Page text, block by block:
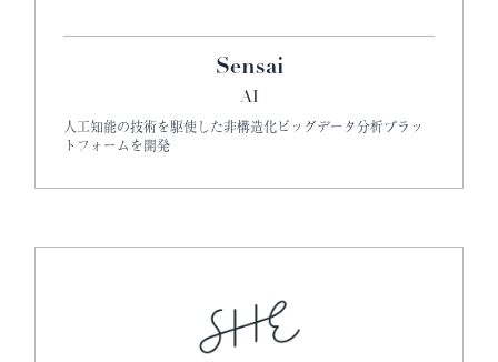
Sensai
AI
人工知能の技術を駆使した非構造化ビッグデータ分析プラッ
トフォームを開発